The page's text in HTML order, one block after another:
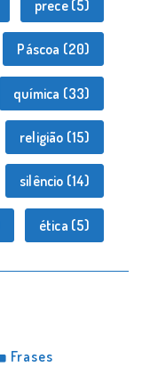
prece(5)
Páscoa (20)
química (33)
religião (15)
silêncio (14)
ética (5)
Frases